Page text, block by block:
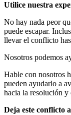
Utilice nuestra
No hay nada peor
puede escapar.
llevar el conflicto
Nosotros podemos
Hable con nosotros
pueden ayudarlo a
hacia la resolución y
Deja este conflicto